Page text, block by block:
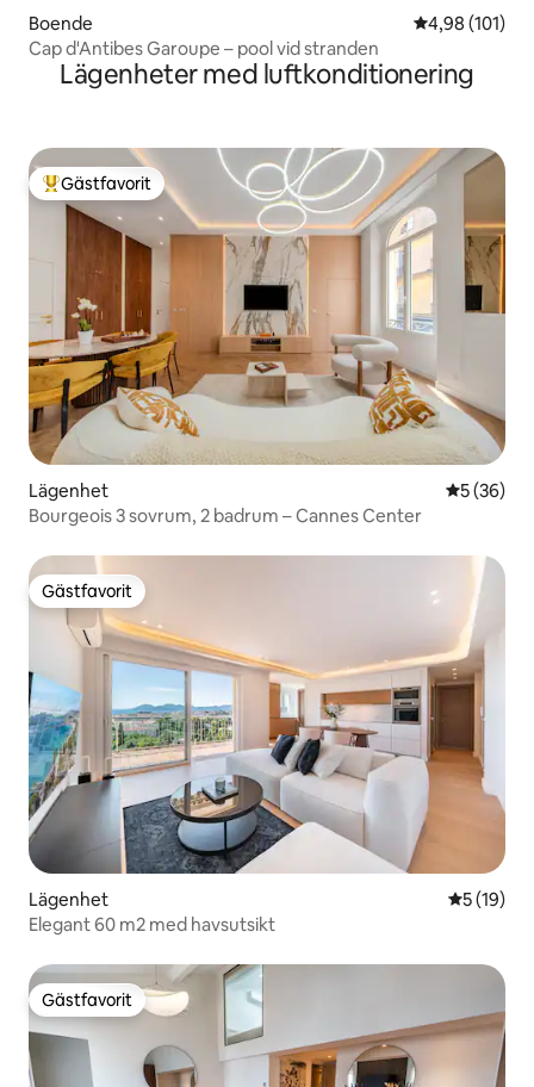
Boende 4,98 av 5 i
4,98 (101)
Cap d'Antibes Garoupe – pool vid stranden
Lägenheter med luftkonditionering
Populär gästfavorit
Gästfavorit
Lägenhet 5 av 5 i
5 (36)
Bourgeois 3 sovrum, 2 badrum – Cannes Center
Gästfavorit
Gästfavorit
Lägenhet 5 av 5 i
5 (19)
Elegant 60 m2 med havsutsikt
Gästfavorit
Gästfavorit